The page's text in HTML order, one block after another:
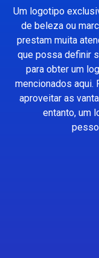
Um logotipo
de beleza ou
prestam muita
que possa definir
para obter um
mencionados
aproveitar as
entanto, um